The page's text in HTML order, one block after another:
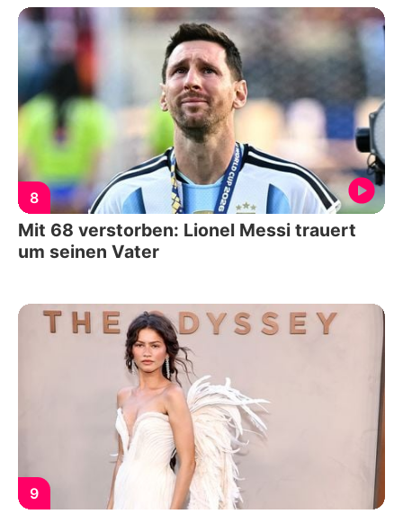
8
Mit 68 verstorben: Lionel Messi trauert
um seinen Vater
9